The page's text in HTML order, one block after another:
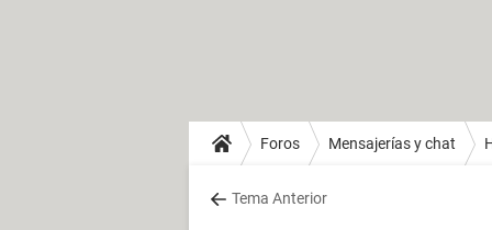
Foros Mensajerías y chat
Tema Anterior